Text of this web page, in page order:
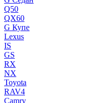
Q50
QX60
G Купе
Lexus
IS
GS
RX
NX
Toyota
RAV4
Camry